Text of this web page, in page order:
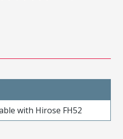
with Hirose FH52